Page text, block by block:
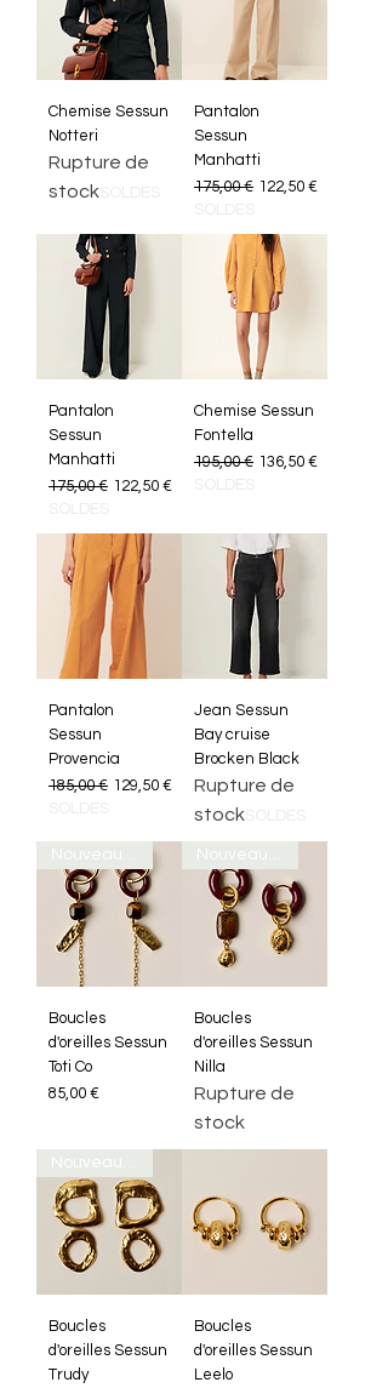
Chemise Sessun
Notteri
Rupture de
stockSOLDES
Pantalon
Sessun
Manhatti
Prix original
175,00 € Prix promotionnel
122,50 €
SOLDES
Pantalon
Sessun
Manhatti
Prix original
175,00 € Prix promotionnel
122,50 €
SOLDES
Chemise Sessun
Fontella
Prix original
195,00 € Prix promotionnel
136,50 €
SOLDES
Pantalon
Sessun
Provencia
Prix original
185,00 € Prix promotionnel
129,50 €
SOLDES
Jean Sessun
Bay cruise
Brocken Black
Rupture de
stockSOLDES
Boucles
d'oreilles Sessun
Toti Co
Prix
85,00 €
Boucles
d'oreilles Sessun
Nilla
Rupture de
stock
Boucles
d'oreilles Sessun
Trudy
Boucles
d'oreilles Sessun
Leelo